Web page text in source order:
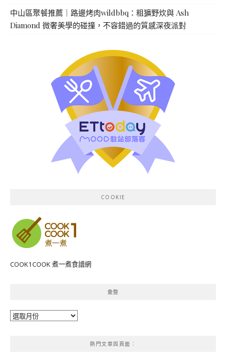
中山區聚餐推薦｜路邊烤肉wildbbq：粗獷野炊與 Ash
Diamond 微奢美學的碰撞，不容錯過的質感深夜派對
COOKIE
COOK1COOK 煮一煮食譜網
彙整
彙
熱門文章與頁面︰